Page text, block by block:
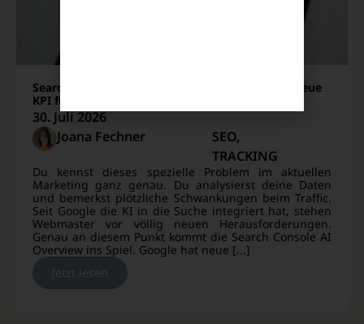
Search Console AI Overview: So trackst du die neue
KPI für deinen organischen Traffic
30. Juli 2026
Joana Fechner
SEO,
TRACKING
Du kennst dieses spezielle Problem im aktuellen
Marketing ganz genau. Du analysierst deine Daten
und bemerkst plötzliche Schwankungen beim Traffic.
Seit Google die KI in die Suche integriert hat, stehen
Webmaster vor völlig neuen Herausforderungen.
Genau an diesem Punkt kommt die Search Console AI
Overview ins Spiel. Google hat neue [...]
Jetzt lesen